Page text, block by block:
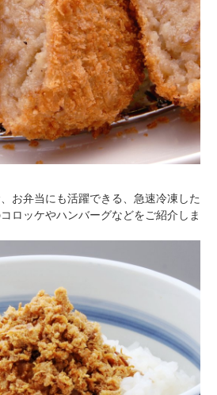
お弁当にも活躍できる、急速冷凍した
ロッケやハンバーグなどをご紹介しま